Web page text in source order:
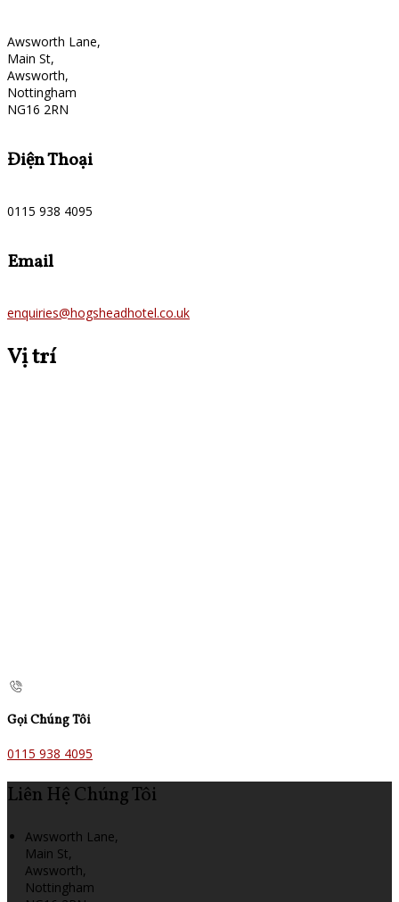
Awsworth Lane,
Main St,
Awsworth,
Nottingham
NG16 2RN
Điện Thoại
0115 938 4095
Email
enquiries@hogsheadhotel.co.uk
Vị trí
Gọi Chúng Tôi
0115 938 4095
Liên Hệ Chúng Tôi
Awsworth Lane,
Main St,
Awsworth,
Nottingham